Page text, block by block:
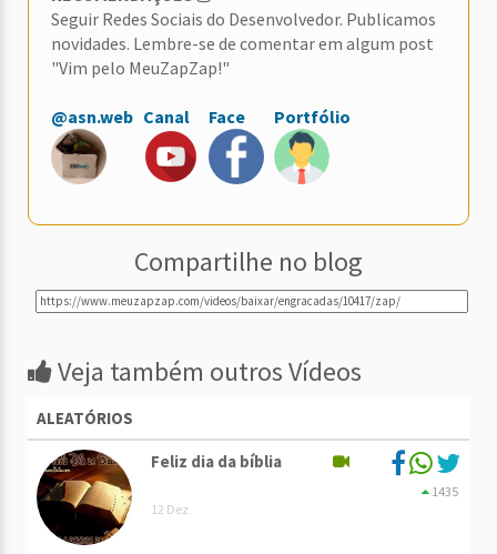
Seguir Redes Sociais do Desenvolvedor. Publicamos
novidades. Lembre-se de comentar em algum post
"Vim pelo MeuZapZap!"
@asn.web Canal Face Portfólio
Compartilhe no blog
Veja também outros Vídeos
ALEATÓRIOS
Feliz dia da bíblia
12 Dez
1435